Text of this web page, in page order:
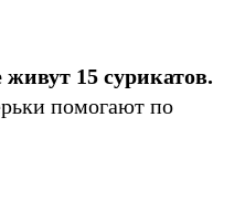
15 сурикатов.
помогают по